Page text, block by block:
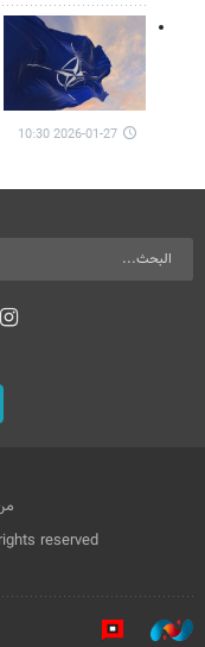
2026-01-27 10:30
reserved